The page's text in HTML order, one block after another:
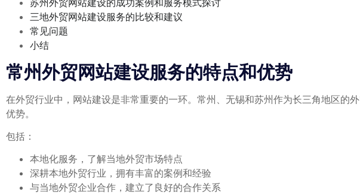
苏州外贸网站建设的成功案例和服务模式探讨
三地外贸网站建设服务的比较和建议
常见问题
小结
常州外贸网站建设服务的特点和优势
在外贸行业中，网站建设是非常重要的一环。常州、无锡和苏州作为长三角地区的
优势。
包括：
本地化服务，了解当地外贸市场特点
深耕本地外贸行业，拥有丰富的案例和经验
与当地外贸企业合作，建立了良好的合作关系